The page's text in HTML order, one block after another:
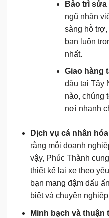
Bảo trì
ngũ nhân
sàng hỗ
bạn luôn
nhất.
Giao hàng
đâu tại Tây
nào, chúng
nơi nhanh
Dịch vụ cá nhân
rằng mỗi doanh
vậy, Phúc Thành
thiết kế lại xe theo
bạn mang đậm dấu
biệt và chuyên nghiệp.
Minh bạch và thuận